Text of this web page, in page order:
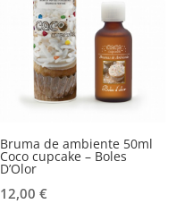
Bruma de ambiente 50ml
Coco cupcake – Boles
D’Olor
12,00 €